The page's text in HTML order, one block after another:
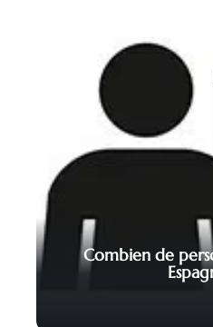
Combien de